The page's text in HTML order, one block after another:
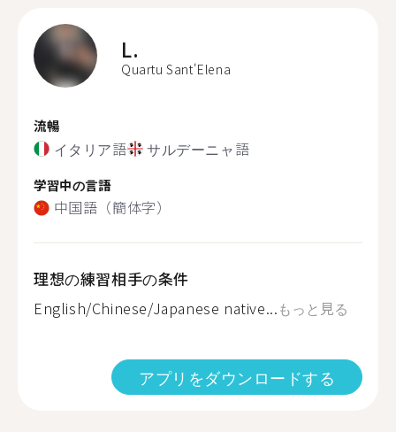
L.
Quartu Sant'Elena
流暢
イタリア語 サルデーニャ語
学習中の言語
中国語（簡体字）
理想の練習相手の条件
English/Chinese/Japanese native...もっと見る
アプリをダウンロードする